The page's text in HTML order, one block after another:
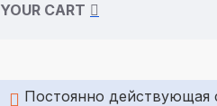
YOUR CART
Постоянно действующая